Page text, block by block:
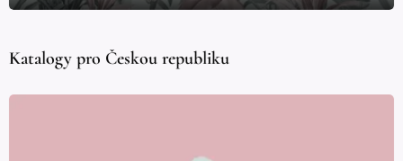
Katalogy pro Českou republiku